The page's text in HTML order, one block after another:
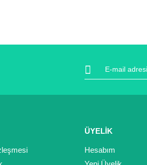
ÜYELİK
Hesabım